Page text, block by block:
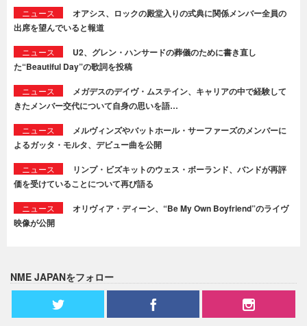
ニュース
オアシス、ロックの殿堂入りの式典に関係メンバー全員の
出席を望んでいると報道
ニュース
U2、グレン・ハンサードの葬儀のために書き直し
た“Beautiful Day”の歌詞を投稿
ニュース
メガデスのデイヴ・ムステイン、キャリアの中で経験して
きたメンバー交代について自身の思いを語…
ニュース
メルヴィンズやバットホール・サーファーズのメンバーに
よるガッタ・モルタ、デビュー曲を公開
ニュース
リンプ・ビズキットのウェス・ボーランド、バンドが再評
価を受けていることについて再び語る
ニュース
オリヴィア・ディーン、“Be My Own Boyfriend”のライヴ
映像が公開
NME JAPANをフォロー